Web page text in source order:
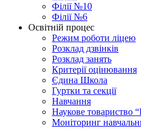
Філії №10
Філії №6
Освітній процес
Режим роботи ліцею
Розклад дзвінків
Розклад занять
Критерії оцінювання
Єдина Школа
Гуртки та секції
Навчання
Наукове товариство
Моніторинг